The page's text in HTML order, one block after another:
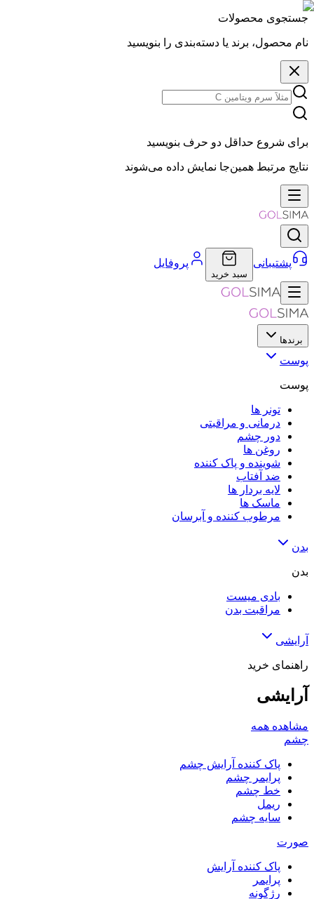
جستجوی محصولات
نام محصول، برند یا دسته‌بندی را بنویسید
برای شروع حداقل دو حرف بنویسید
نتایج مرتبط همین‌جا نمایش داده می‌شوند
پشتیبانی
سبد خرید
پروفایل
برندها
پوست
پوست
تونر ها
درمانی و مراقبتی
دور چشم
روغن ها
شوینده و پاک کننده
ضد آفتاب
لایه‌ بردار ها
ماسک ها
مرطوب کننده و آبرسان
بدن
بدن
بادی میست
مراقبت بدن
آرایشی
راهنمای خرید
آرایشی
مشاهده همه
چشم
پاک کننده آرایش چشم
پرایمر چشم
خط چشم
ریمل
سایه چشم
صورت
پاک کننده آرایش
پرایمر
رژگونه